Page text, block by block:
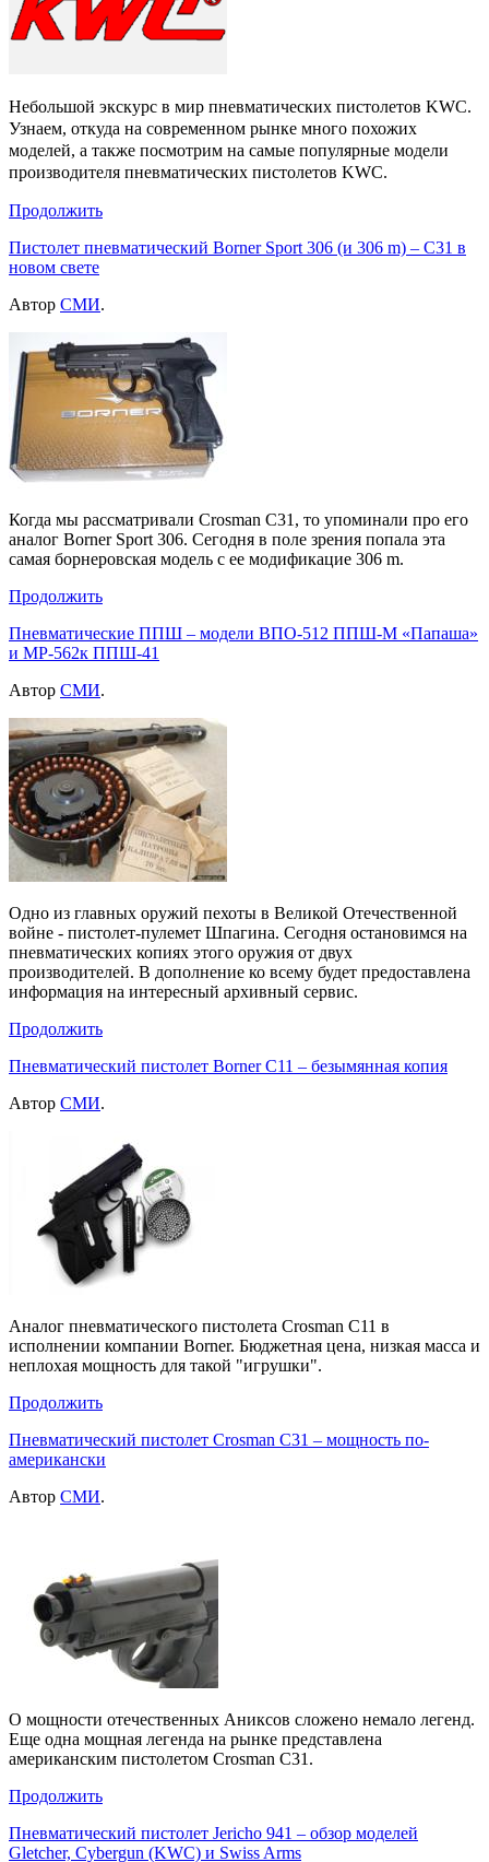
Небольшой экскурс в мир пневматических пистолетов KWC.
Узнаем, откуда на современном рынке много похожих
моделей, а также посмотрим на самые популярные модели
производителя пневматических пистолетов KWC.
Продолжить
Пистолет пневматический Borner Sport 306 (и 306 m) – C31 в
новом свете
Автор СМИ.
Когда мы рассматривали Crosman C31, то упоминали про его
аналог Borner Sport 306. Сегодня в поле зрения попала эта
самая борнеровская модель с ее модификацие 306 m.
Продолжить
Пневматические ППШ – модели ВПО-512 ППШ-М «Папаша»
и МР-562к ППШ-41
Автор СМИ.
Одно из главных оружий пехоты в Великой Отечественной
войне - пистолет-пулемет Шпагина. Сегодня остановимся на
пневматических копиях этого оружия от двух
производителей. В дополнение ко всему будет предоставлена
информация на интересный архивный сервис.
Продолжить
Пневматический пистолет Borner C11 – безымянная копия
Автор СМИ.
Аналог пневматического пистолета Crosman C11 в
исполнении компании Borner. Бюджетная цена, низкая масса и
неплохая мощность для такой "игрушки".
Продолжить
Пневматический пистолет Crosman C31 – мощность по-
американски
Автор СМИ.
О мощности отечественных Аниксов сложено немало легенд.
Еще одна мощная легенда на рынке представлена
американским пистолетом Crosman C31.
Продолжить
Пневматический пистолет Jericho 941 – обзор моделей
Gletcher, Cybergun (KWC) и Swiss Arms